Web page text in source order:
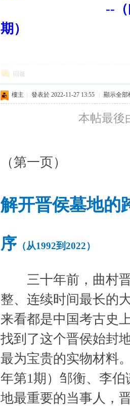
-- （
期）
回復
樓主 發表於 2022-11-27 13:55 顯示全部
本帖最後
（第一页）
解开晋侯墓地的
序 （从1992到2022）
三十年前，曲村晋
整、连续时间最长的
来看都是中国考古史
找到了这个晋侯始封
最为宝贵的实物材料
年第1期）邹衡、李
地最重要的当事人，